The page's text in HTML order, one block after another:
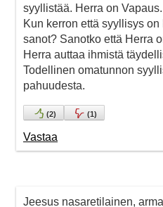
syyllistää. Herra on Vapaus.
Kun kerron että syyllisys
sanot? Sanotko että Herra
Herra auttaa ihmistä
Todellinen omatunnon
pahuudesta.
(2) (1)
Vastaa
Jeesus nasaretilainen,